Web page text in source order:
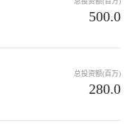
500.0
总投资额(百万)
280.0